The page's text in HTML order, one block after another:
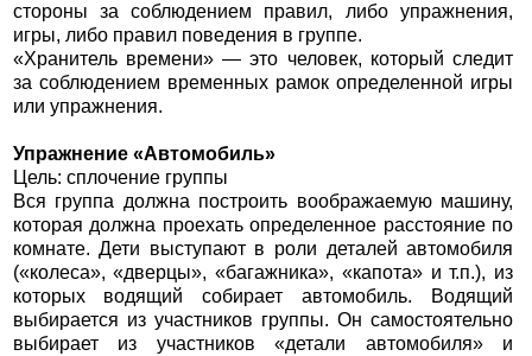
стороны за соблюдением правил, либо упражнения,
игры, либо правил поведения в группе.
«Хранитель времени» — это человек, который следит
за соблюдением временных рамок определенной игры
или упражнения.
Упражнение «Автомобиль»
Цель: сплочение группы
Вся группа должна построить воображаемую машину,
которая должна проехать определенное расстояние по
комнате. Дети выступают в роли деталей автомобиля
(«колеса», «дверцы», «багажника», «капота» и т.п.), из
которых водящий собирает автомобиль. Водящий
выбирается из участников группы. Он самостоятельно
выбирает из участников «детали автомобиля» и